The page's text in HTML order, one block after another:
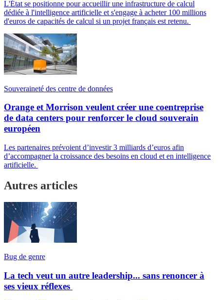
L'État se positionne pour accueillir une infrastructure de calcul
dédiée à l'intelligence artificielle et s'engage à acheter 100 millions
d'euros de capacités de calcul si un projet français est retenu.
Souveraineté des centre de données
Orange et Morrison veulent créer une coentreprise
de data centers pour renforcer le cloud souverain
européen
Les partenaires prévoient d’investir 3 milliards d’euros afin
d’accompagner la croissance des besoins en cloud et en intelligence
artificielle.
Autres articles
Bug de genre
La tech veut un autre leadership... sans renoncer à
ses vieux réflexes